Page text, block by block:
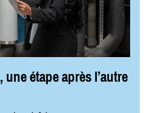
étape après l’autre